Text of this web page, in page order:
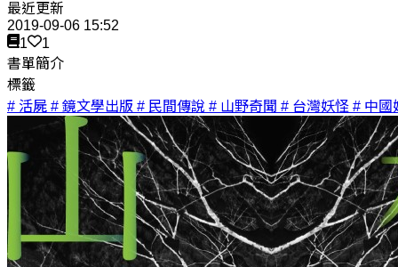
最近更新
2019-09-06 15:52
1
1
書單簡介
標籤
# 活屍 # 鏡文學出版 # 民間傳說 # 山野奇聞 # 台灣妖怪 # 中國